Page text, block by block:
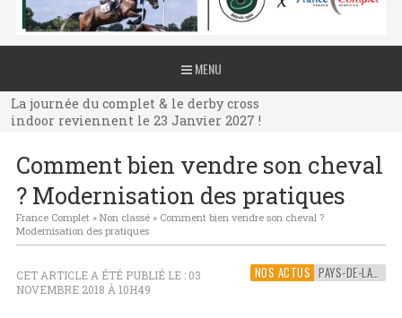
MENU
La journée du complet & le derby cross
indoor reviennent le 23 Janvier 2027 !
La journée du complet & le derby cross
indoor reviennent le 23 Janvier 2027 !
indoor reviennent le 23 Janvier 2027 !
Comment bien vendre son cheval
? Modernisation des pratiques
France Complet» Non classé» Comment bien vendre son cheval ?
Modernisation des pratiques
NOS ACTUS PAYS-DE-LA-LOIRE
CET ARTICLE A ÉTÉ PUBLIÉ LE : 03
NOVEMBRE 2018 À 10H49